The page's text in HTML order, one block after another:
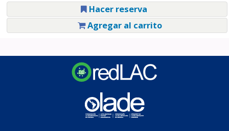
Hacer reserva
Agregar al carrito